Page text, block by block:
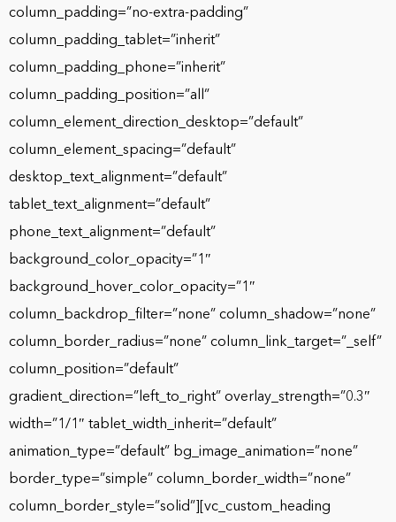
column_padding=”no-extra-padding”
column_padding_tablet=”inherit”
column_padding_phone=”inherit”
column_padding_position=”all”
column_element_direction_desktop=”default”
column_element_spacing=”default”
desktop_text_alignment=”default”
tablet_text_alignment=”default”
phone_text_alignment=”default”
background_color_opacity=”1″
background_hover_color_opacity=”1″
column_backdrop_filter=”none” column_shadow=”none”
column_border_radius=”none” column_link_target=”_self”
column_position=”default”
gradient_direction=”left_to_right” overlay_strength=”0.3″
width=”1/1″ tablet_width_inherit=”default”
animation_type=”default” bg_image_animation=”none”
border_type=”simple” column_border_width=”none”
column_border_style=”solid”][vc_custom_heading